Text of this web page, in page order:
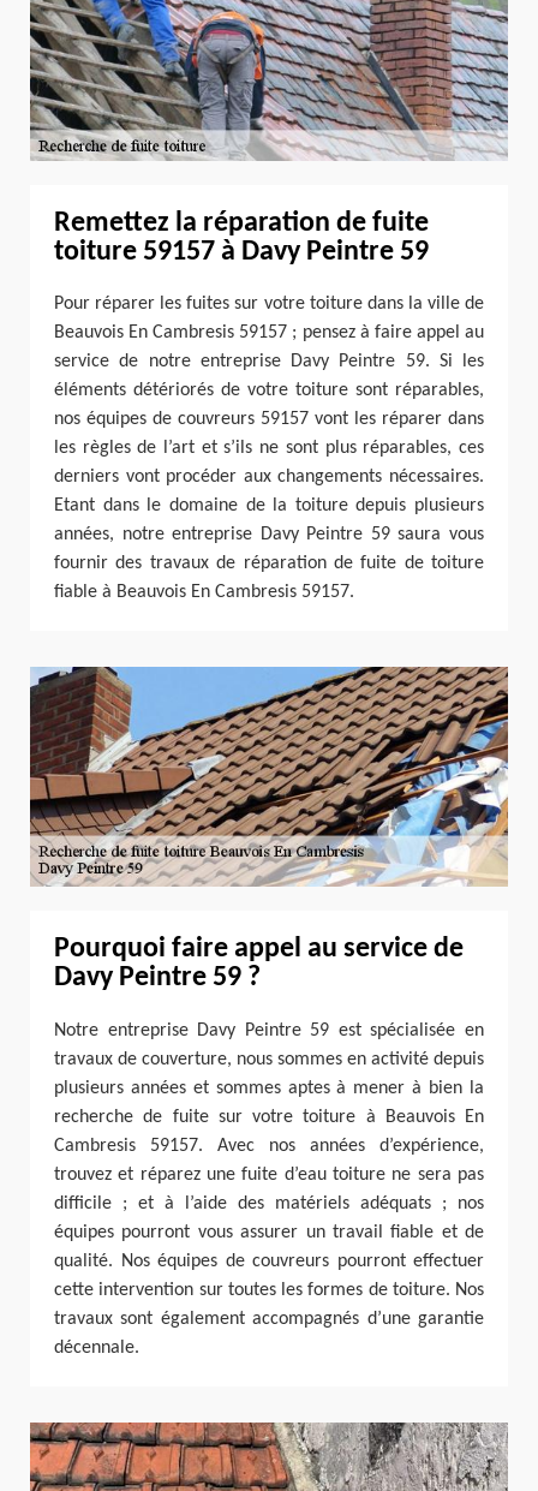
Remettez la réparation de fuite
toiture 59157 à Davy Peintre 59
Pour réparer les fuites sur votre toiture dans la ville de
Beauvois En Cambresis 59157 ; pensez à faire appel au
service de notre entreprise Davy Peintre 59. Si les
éléments détériorés de votre toiture sont réparables,
nos équipes de couvreurs 59157 vont les réparer dans
les règles de l’art et s’ils ne sont plus réparables, ces
derniers vont procéder aux changements nécessaires.
Etant dans le domaine de la toiture depuis plusieurs
années, notre entreprise Davy Peintre 59 saura vous
fournir des travaux de réparation de fuite de toiture
fiable à Beauvois En Cambresis 59157.
Pourquoi faire appel au service de
Davy Peintre 59 ?
Notre entreprise Davy Peintre 59 est spécialisée en
travaux de couverture, nous sommes en activité depuis
plusieurs années et sommes aptes à mener à bien la
recherche de fuite sur votre toiture à Beauvois En
Cambresis 59157. Avec nos années d’expérience,
trouvez et réparez une fuite d’eau toiture ne sera pas
difficile ; et à l’aide des matériels adéquats ; nos
équipes pourront vous assurer un travail fiable et de
qualité. Nos équipes de couvreurs pourront effectuer
cette intervention sur toutes les formes de toiture. Nos
travaux sont également accompagnés d’une garantie
décennale.